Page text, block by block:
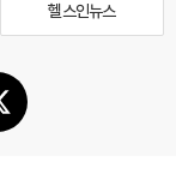
헬스인뉴스